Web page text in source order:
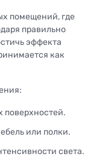
помещений, где
правильно
эффекта
как
поверхностей.
или полки.
света.